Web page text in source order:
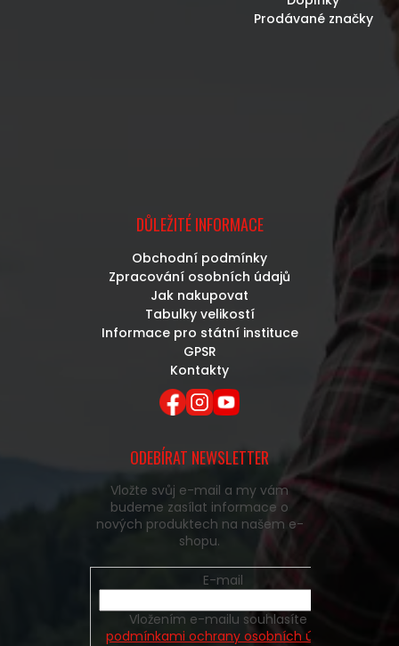
Prodávané značky
DŮLEŽITÉ INFORMACE
Obchodní podmínky
Zpracování osobních údajů
Jak nakupovat
Tabulky velikostí
Informace pro státní instituce
GPSR
Kontakty
ODEBÍRAT NEWSLETTER
Vložte svůj e-mail a my vám
budeme zasílat informace o
nových produktech na našem e-
shopu.
E-mail
podmínkami ochrany osobních údajů